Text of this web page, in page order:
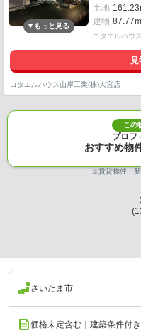
土地
建物
コタエルハウ
コタエルハウス山岸工業(株)大宮店
この
プロフ
おすすめ物
※賃貸物件・
(
さいたま市
価格未定含む｜建築条件付き